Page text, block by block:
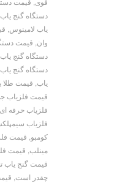
قوی, قیمت
دستگاه گنج
یاب لامینوس,
وان, قیمت
دستگاه گنج یاب
دستگاه گنج
یاب, قیمت طلا
قیمت فلزیاب جی
فلزیاب حرفه ای
فلزیاب
کومبو, قیمت
مینلب, قیمت
قیمت گنج یاب
چقدر است,